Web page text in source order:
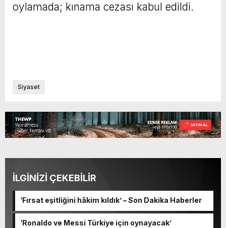
oylamada; kınama cezası kabul edildi.
Siyaset
İLGİNİZİ ÇEKEBİLİR
‘Fırsat eşitliğini hâkim kıldık’ – Son Dakika Haberler
‘Ronaldo ve Messi Türkiye için oynayacak’